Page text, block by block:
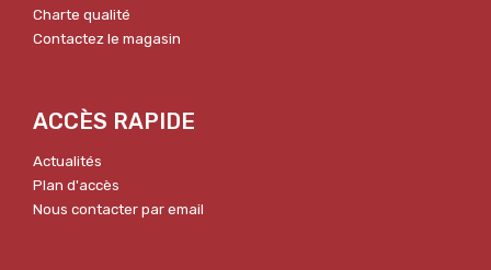
Charte qualité
Contactez le magasin
ACCÈS RAPIDE
Actualités
Plan d'accès
Nous contacter par email